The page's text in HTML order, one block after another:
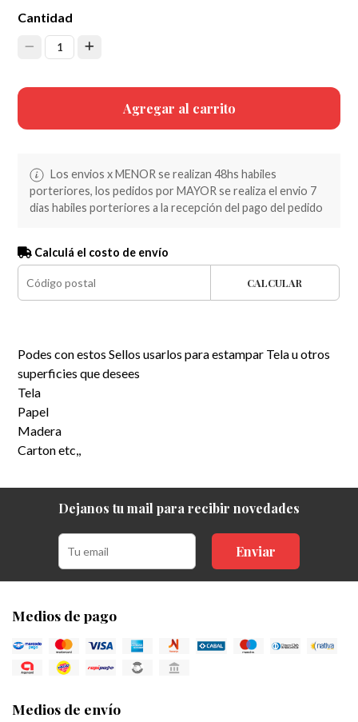
Cantidad
1
Agregar al carrito
Los envios x MENOR se realizan 48hs habiles
porteriores, los pedidos por MAYOR se realiza el envio 7
dias habiles porteriores a la recepción del pago del pedido
Calculá el costo de envío
CALCULAR
Podes con estos Sellos usarlos para estampar Tela u otros
superficies que desees
Tela
Papel
Madera
Carton etc,,
Dejanos tu mail para recibir novedades
Enviar
Medios de pago
Medios de envío